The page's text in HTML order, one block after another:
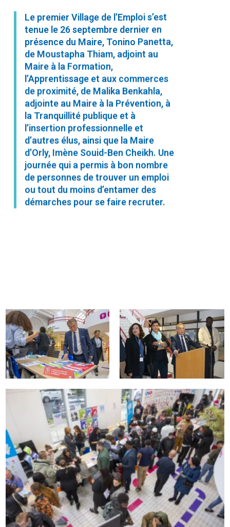
Le premier Village de l’Emploi s’est
tenue le 26 septembre dernier en
présence du Maire, Tonino Panetta,
de Moustapha Thiam, adjoint au
Maire à la Formation,
l’Apprentissage et aux commerces
de proximité, de Malika Benkahla,
adjointe au Maire à la Prévention, à
la Tranquillité publique et à
l’insertion professionnelle et
d’autres élus, ainsi que la Maire
d’Orly, Imène Souid-Ben Cheikh. Une
journée qui a permis à bon nombre
de personnes de trouver un emploi
ou tout du moins d’entamer des
démarches pour se faire recruter.